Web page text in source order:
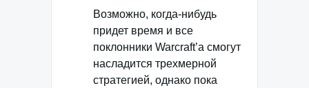
Возможно, когда-нибудь
придет время и все
поклонники Warcraft’a смогут
насладится трехмерной
стратегией, однако пока